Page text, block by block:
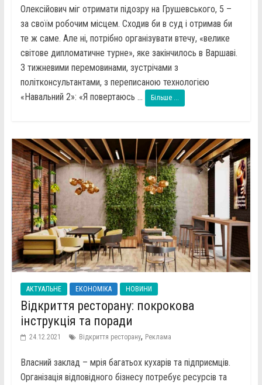
Олексійович міг отримати підозру на Грушевського, 5 –
за своїм робочим місцем. Сходив би в суд і отримав би
те ж саме. Але ні, потрібно організувати втечу, «велике
світове дипломатичне турне», яке закінчилось в Варшаві.
З тижневими перемовинами, зустрічами з
політконсультантами, з переписаною технологією
«Навальний 2»: «Я повертаюсь ...
Більше ...
АКТУАЛЬНЕ ЕКОНОМІКА НОВИНИ
Відкриття ресторану: покрокова
інструкція та поради
24.12.2021 Відкриття ресторану, Реклама
Власний заклад – мрія багатьох кухарів та підприємців.
Організація відповідного бізнесу потребує ресурсів та